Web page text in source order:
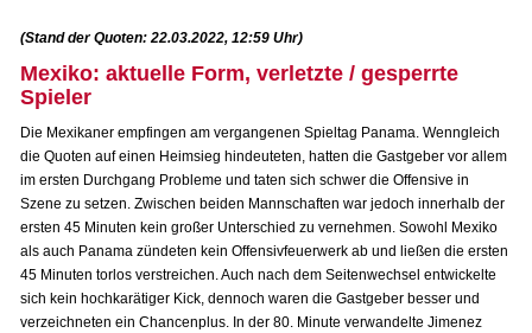
(Stand der Quoten: 22.03.2022, 12:59 Uhr)
Mexiko: aktuelle Form, verletzte / gesperrte
Spieler
Die Mexikaner empfingen am vergangenen Spieltag Panama. Wenngleich
die Quoten auf einen Heimsieg hindeuteten, hatten die Gastgeber vor allem
im ersten Durchgang Probleme und taten sich schwer die Offensive in
Szene zu setzen. Zwischen beiden Mannschaften war jedoch innerhalb der
ersten 45 Minuten kein großer Unterschied zu vernehmen. Sowohl Mexiko
als auch Panama zündeten kein Offensivfeuerwerk ab und ließen die ersten
45 Minuten torlos verstreichen. Auch nach dem Seitenwechsel entwickelte
sich kein hochkarätiger Kick, dennoch waren die Gastgeber besser und
verzeichneten ein Chancenplus. In der 80. Minute verwandelte Jimenez